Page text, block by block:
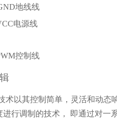
地线线
电源线
控制线
术以其控制简单，灵活和动态
进行调制的技术， 即通过对一